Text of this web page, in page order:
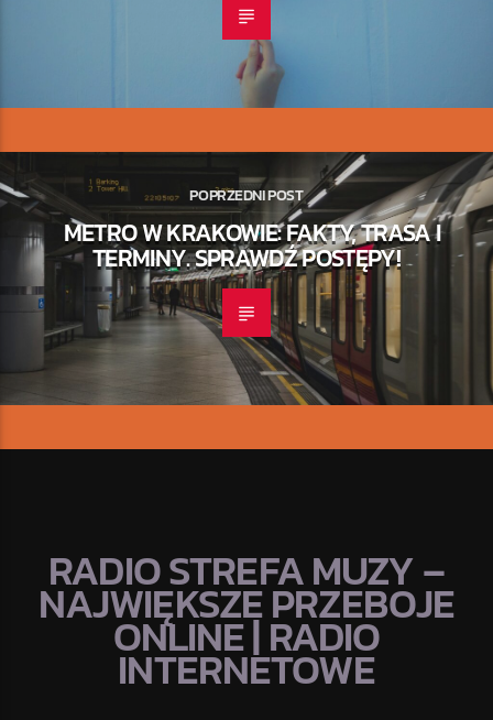
POPRZEDNI POST
METRO W KRAKOWIE: FAKTY, TRASA I
TERMINY. SPRAWDŹ POSTĘPY!
RADIO STREFA MUZY –
NAJWIĘKSZE PRZEBOJE
ONLINE | RADIO
INTERNETOWE